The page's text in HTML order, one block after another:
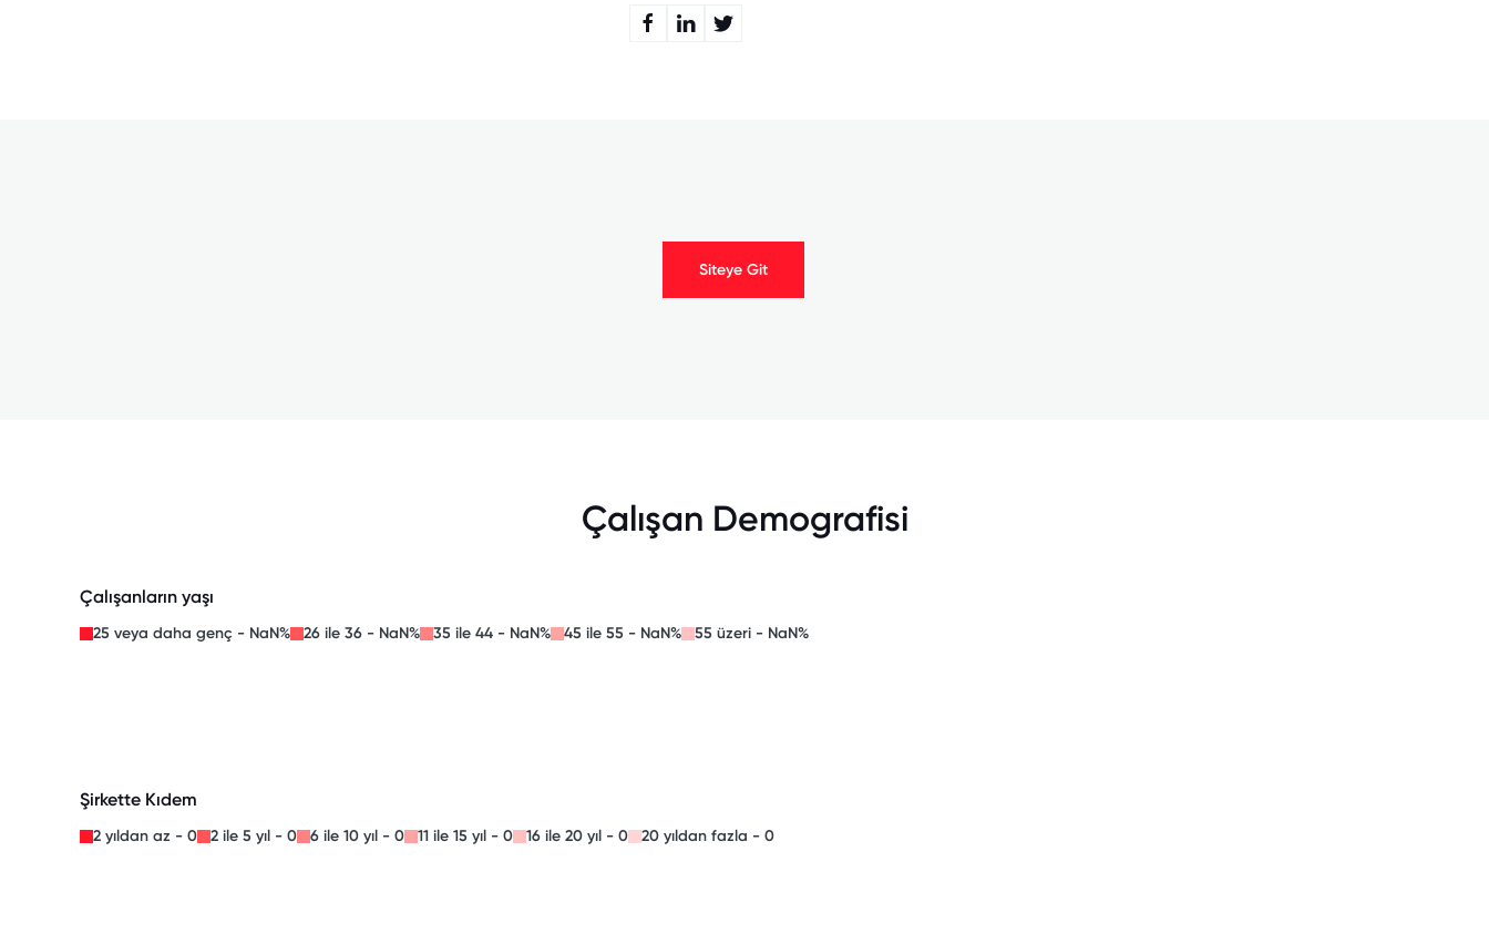
Siteye Git
Çalışan Demografisi
Çalışanların yaşı
25 veya daha genç - NaN% 26 ile 36 - NaN% 35 ile 44 - NaN% 45 ile 55 - NaN% 55 üzeri - NaN%
Şirkette Kıdem
2 yıldan az - 0 2 ile 5 yıl - 0 6 ile 10 yıl - 0 11 ile 15 yıl - 0 16 ile 20 yıl - 0 20 yıldan fazla - 0